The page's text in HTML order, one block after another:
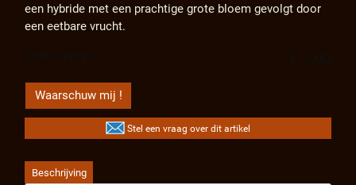
een hybride met een prachtige grote bloem gevolgt door
een eetbare vrucht.
Waarschuw mij !
Stel een vraag over dit artikel
Beschrijving